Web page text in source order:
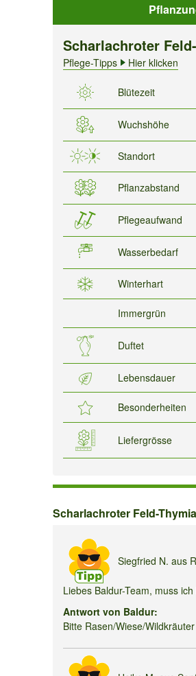
Scharlachroter
Pflege-Tipps Hier klicken
Blütezeit
Wuchshöhe
Standort
Pflanzabstand
Pflegeaufwand
Wasserbedarf
Winterhart
Immergrün
Duftet
Lebensdauer
Besonderheiten
Liefergrösse
Scharlachroter
Thymian
Scharlachroter Feld-
Siegfried N. aus
Liebes Baldur-Team, muss
Antwort von Baldur:
Bitte Rasen/Wiese/